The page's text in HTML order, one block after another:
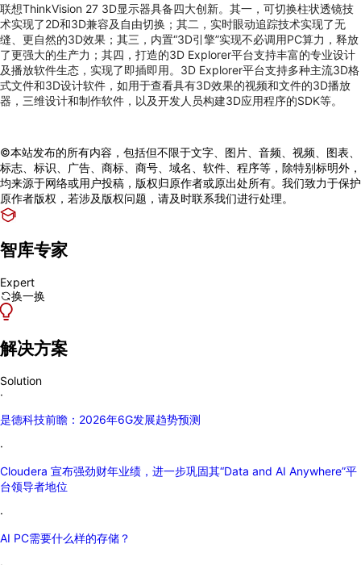
联想ThinkVision 27 3D显示器具备四大创新。其一，可切换柱状透镜技
术实现了2D和3D兼容及自由切换；其二，实时眼动追踪技术实现了无
缝、更自然的3D效果；其三，内置“3D引擎”实现不必调用PC算力，释放
了更强大的生产力；其四，打造的3D Explorer平台支持丰富的专业设计
及播放软件生态，实现了即插即用。3D Explorer平台支持多种主流3D格
式文件和3D设计软件，如用于查看具有3D效果的视频和文件的3D播放
器，三维设计和制作软件，以及开发人员构建3D应用程序的SDK等。
©本站发布的所有内容，包括但不限于文字、图片、音频、视频、图表、
标志、标识、广告、商标、商号、域名、软件、程序等，除特别标明外，
均来源于网络或用户投稿，版权归原作者或原出处所有。我们致力于保护
原作者版权，若涉及版权问题，请及时联系我们进行处理。
智库专家
Expert
换一换
解决方案
Solution
·
是德科技前瞻：2026年6G发展趋势预测
·
Cloudera 宣布强劲财年业绩，进一步巩固其“Data and AI Anywhere”平
台领导者地位
·
AI PC需要什么样的存储？